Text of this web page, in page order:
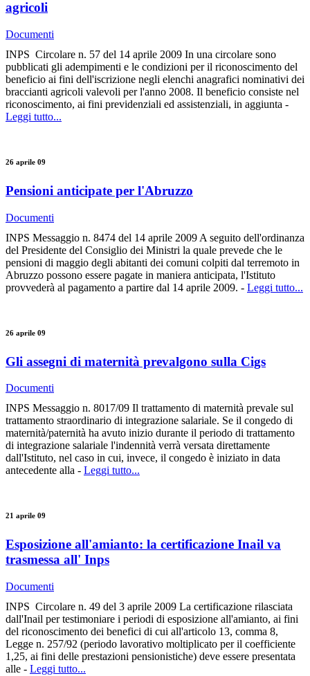
agricoli
Documenti
INPS Circolare n. 57 del 14 aprile 2009 In una circolare sono
pubblicati gli adempimenti e le condizioni per il riconoscimento del
beneficio ai fini dell'iscrizione negli elenchi anagrafici nominativi dei
braccianti agricoli valevoli per l'anno 2008. Il beneficio consiste nel
riconoscimento, ai fini previdenziali ed assistenziali, in aggiunta -
Leggi tutto...
26 aprile 09
Pensioni anticipate per l'Abruzzo
Documenti
INPS Messaggio n. 8474 del 14 aprile 2009 A seguito dell'ordinanza
del Presidente del Consiglio dei Ministri la quale prevede che le
pensioni di maggio degli abitanti dei comuni colpiti dal terremoto in
Abruzzo possono essere pagate in maniera anticipata, l'Istituto
provvederà al pagamento a partire dal 14 aprile 2009. - Leggi tutto...
26 aprile 09
Gli assegni di maternità prevalgono sulla Cigs
Documenti
INPS Messaggio n. 8017/09 Il trattamento di maternità prevale sul
trattamento straordinario di integrazione salariale. Se il congedo di
maternità/paternità ha avuto inizio durante il periodo di trattamento
di integrazione salariale l'indennità verrà versata direttamente
dall'Istituto, nel caso in cui, invece, il congedo è iniziato in data
antecedente alla - Leggi tutto...
21 aprile 09
Esposizione all'amianto: la certificazione Inail va
trasmessa all' Inps
Documenti
INPS Circolare n. 49 del 3 aprile 2009 La certificazione rilasciata
dall'Inail per testimoniare i periodi di esposizione all'amianto, ai fini
del riconoscimento dei benefici di cui all'articolo 13, comma 8,
Legge n. 257/92 (periodo lavorativo moltiplicato per il coefficiente
1,25, ai fini delle prestazioni pensionistiche) deve essere presentata
alle - Leggi tutto...